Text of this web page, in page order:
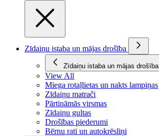
Zīdaiņu istaba un mājas drošība
Zīdaiņu istaba un mājas drošība
View All
Miega rotaļlietas un nakts lampiņas
Zīdaiņu matrači
Pārtināmās virsmas
Zīdaiņu gultas
Drošības piederumi
Bērnu rati un autokrēsliņi